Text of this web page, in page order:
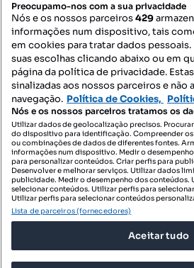
Mapa do Site
Contacte-nos
SIGA-NOS:
DESCARREGAR
Preocupamo-nos com a sua privacidade
Nós e os nossos parceiros429
informações num dispositivo, tais
em cookies para tratar dados
suas escolhas clicando abaixo ou em
página da política de privacidade.
sinalizadas aos nossos parceiros e não
navegação. Política de Cookies,
Nós e os nossos parceiros tratamos os
Utilizar dados de geolocalização precisos.
do dispositivo para identificação. Compreender
ou combinações de dados de diferentes fontes.
informações num dispositivo. Medir o
para personalizar conteúdos. Criar perfis para
Desenvolver e melhorar serviços. Utilizar dados
publicidade. Medir o desempenho dos conteúdos.
selecionar conteúdos. Utilizar perfis para
Utilizar perfis para selecionar conteúdos
Lista de parceiros (fornecedores)
Aceitar tudo